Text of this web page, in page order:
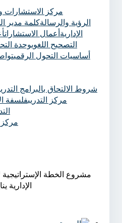
مركز الاستشارات
الرؤية والرسالةكلمة مدير
الإداريةأعمال الاستشارات
التصحيح اللغويوحدة
أساسيات التحول الرقمي
شروط الالتحاق بالبرامج
مركز التدريبفلسفة
مركز
مشروع الخطة الإستراتيجية
الإدارية يناير 2016 –